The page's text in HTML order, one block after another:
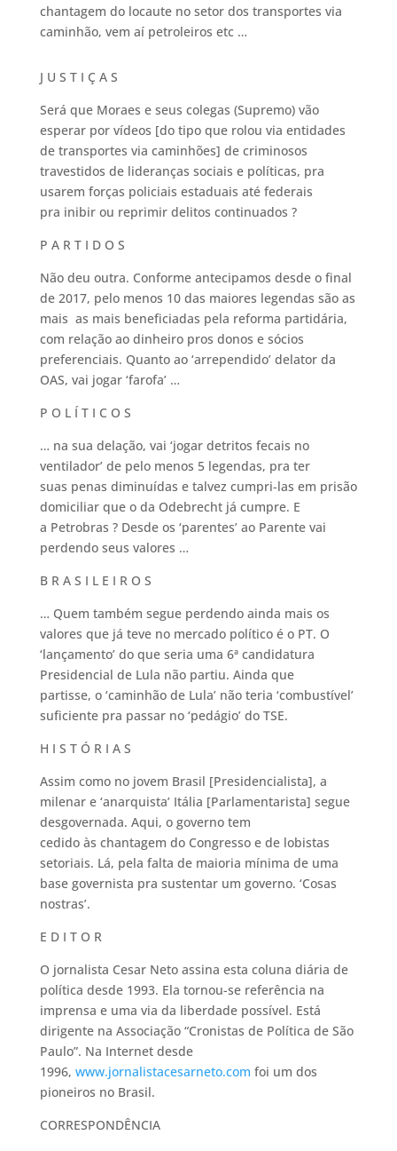
chantagem do locaute no setor dos transportes via
caminhão, vem aí petroleiros etc …
J U S T I Ç A S
Será que Moraes e seus colegas (Supremo) vão
esperar por vídeos [do tipo que rolou via entidades
de transportes via caminhões] de criminosos
travestidos de lideranças sociais e políticas, pra
usarem forças policiais estaduais até federais
pra inibir ou reprimir delitos continuados ?
P A R T I D O S
Não deu outra. Conforme antecipamos desde o final
de 2017, pelo menos 10 das maiores legendas são as
mais as mais beneficiadas pela reforma partidária,
com relação ao dinheiro pros donos e sócios
preferenciais. Quanto ao ‘arrependido’ delator da
OAS, vai jogar ‘farofa’ …
P O L Í T I C O S
… na sua delação, vai ‘jogar detritos fecais no
ventilador’ de pelo menos 5 legendas, pra ter
suas penas diminuídas e talvez cumpri-las em prisão
domiciliar que o da Odebrecht já cumpre. E
a Petrobras ? Desde os ‘parentes’ ao Parente vai
perdendo seus valores …
B R A S I L E I R O S
… Quem também segue perdendo ainda mais os
valores que já teve no mercado político é o PT. O
‘lançamento’ do que seria uma 6ª candidatura
Presidencial de Lula não partiu. Ainda que
partisse, o ‘caminhão de Lula’ não teria ‘combustível’
suficiente pra passar no ‘pedágio’ do TSE.
H I S T Ó R I A S
Assim como no jovem Brasil [Presidencialista], a
milenar e ‘anarquista’ Itália [Parlamentarista] segue
desgovernada. Aqui, o governo tem
cedido às chantagem do Congresso e de lobistas
setoriais. Lá, pela falta de maioria mínima de uma
base governista pra sustentar um governo. ‘Cosas
nostras’.
E D I T O R
O jornalista Cesar Neto assina esta coluna diária de
política desde 1993. Ela tornou-se referência na
imprensa e uma via da liberdade possível. Está
dirigente na Associação “Cronistas de Política de São
Paulo”. Na Internet desde
1996, www.jornalistacesarneto.com foi um dos
pioneiros no Brasil.
CORRESPONDÊNCIA